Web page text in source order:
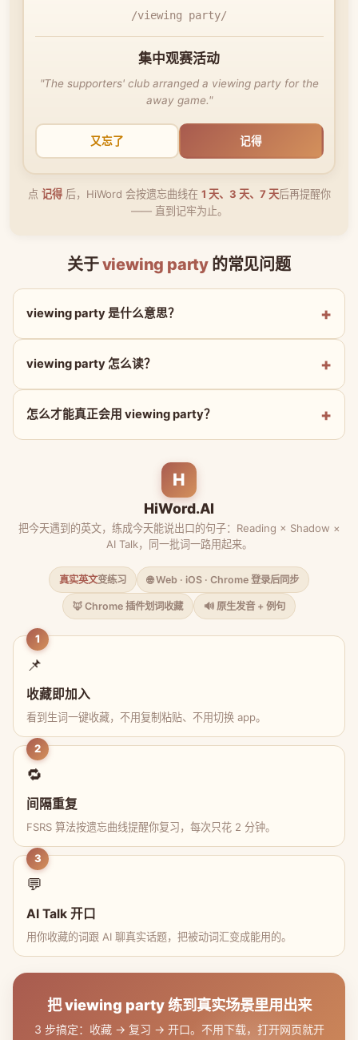
/viewing party/
集中观赛活动
"The supporters' club arranged a viewing party for the
away game."
又忘了 记得
点 记得后，HiWord 会按遗忘曲线在 1 天、3 天、7 天后再提醒你
—— 直到记牢为止。
关于viewing party 的常见问题
viewing party 是什么意思？
viewing party 怎么读？
怎么才能真正会用 viewing party？
H
HiWord.AI
把今天遇到的英文，练成今天能说出口的句子：Reading × Shadow ×
AI Talk，同一批词一路用起来。
真实英文变练习 🌐 Web · iOS · Chrome 登录后同步
🦊 Chrome 插件划词收藏 🔊 原生发音 + 例句
1
📌
收藏即加入
看到生词一键收藏，不用复制粘贴、不用切换 app。
2
🔁
间隔重复
FSRS 算法按遗忘曲线提醒你复习，每次只花 2 分钟。
3
💬
AI Talk 开口
用你收藏的词跟 AI 聊真实话题，把被动词汇变成能用的。
把 viewing party 练到真实场景里用出来
3 步搞定：收藏 → 复习 → 开口。不用下载，打开网页就开